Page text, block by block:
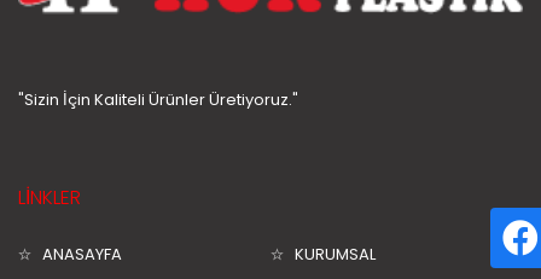
"Sizin İçin Kaliteli Ürünler Üretiyoruz."
LİNKLER
ANASAYFA
KURUMSAL